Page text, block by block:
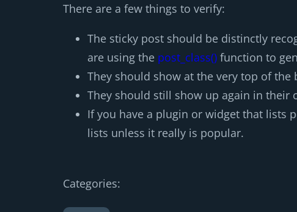
There are a few things to verify:
The sticky post should be distinctly
are using the post_class()function to
They should show at the very top of
They should still show up again in
If you have a plugin or widget that lists
lists unless it really is popular.
Categories: